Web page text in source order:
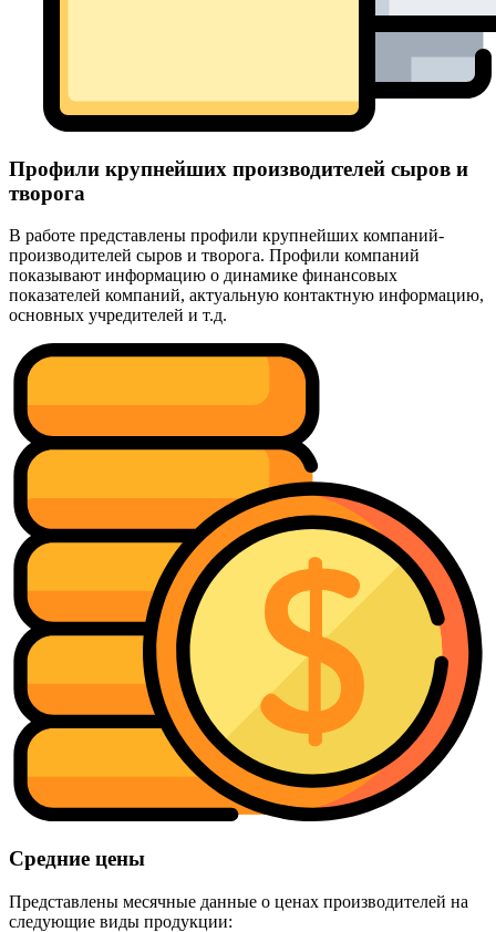
Профили крупнейших производителей сыров и
творога
В работе представлены профили крупнейших компаний-
производителей сыров и творога. Профили компаний
показывают информацию о динамике финансовых
показателей компаний, актуальную контактную информацию,
основных учредителей и т.д.
Средние цены
Представлены месячные данные о ценах производителей на
следующие виды продукции: